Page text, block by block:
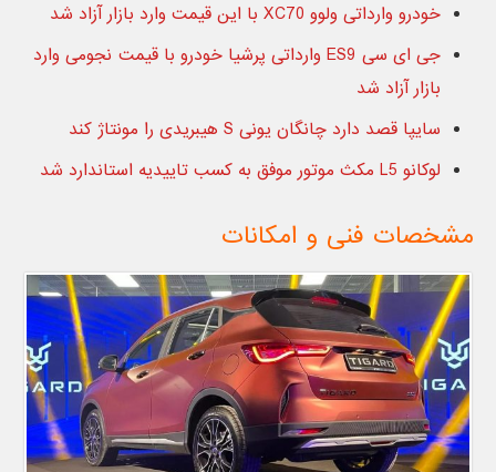
خودرو وارداتی ولوو XC70 با این قیمت وارد بازار آزاد شد
جی ای سی ES9 وارداتی پرشیا خودرو با قیمت نجومی وارد
بازار آزاد شد
سایپا قصد دارد چانگان یونی S هیبریدی را مونتاژ کند
لوکانو L5 مکث موتور موفق به کسب تاییدیه استاندارد شد
مشخصات فنی و امکانات